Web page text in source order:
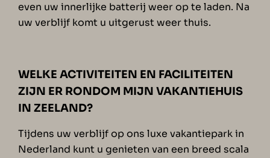
even uw innerlijke batterij weer op te laden. Na
uw verblijf komt u uitgerust weer thuis.
WELKE ACTIVITEITEN EN FACILITEITEN
ZIJN ER RONDOM MIJN VAKANTIEHUIS
IN ZEELAND?
Tijdens uw verblijf op ons luxe vakantiepark in
Nederland kunt u genieten van een breed scala